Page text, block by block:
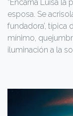
“Encarna Luisa
esposa. Se
fundado­ra’,
mínimo,
iluminación a la